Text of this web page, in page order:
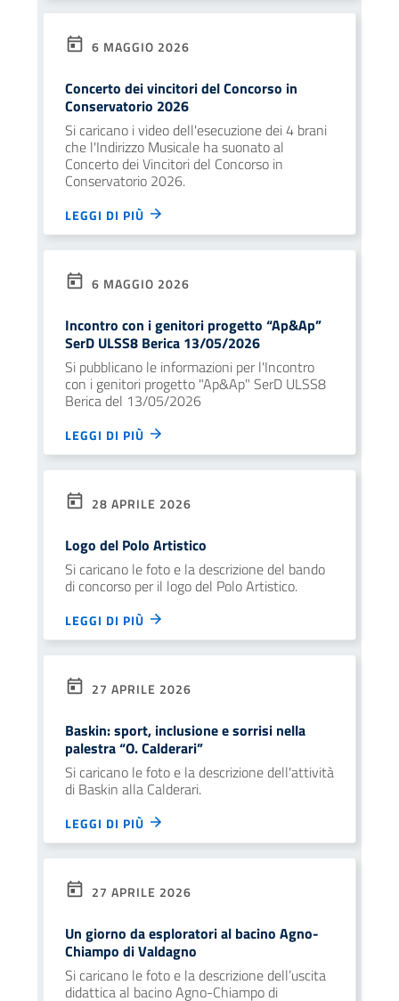
6 MAGGIO 2026
Concerto dei vincitori del Concorso in
Conservatorio 2026
Si caricano i video dell'esecuzione dei 4 brani
che l'Indirizzo Musicale ha suonato al
Concerto dei Vincitori del Concorso in
Conservatorio 2026.
LEGGI DI PIÙ
6 MAGGIO 2026
Incontro con i genitori progetto “Ap&Ap”
SerD ULSS8 Berica 13/05/2026
Si pubblicano le informazioni per l'Incontro
con i genitori progetto "Ap&Ap" SerD ULSS8
Berica del 13/05/2026
LEGGI DI PIÙ
28 APRILE 2026
Logo del Polo Artistico
Si caricano le foto e la descrizione del bando
di concorso per il logo del Polo Artistico.
LEGGI DI PIÙ
27 APRILE 2026
Baskin: sport, inclusione e sorrisi nella
palestra “O. Calderari”
Si caricano le foto e la descrizione dell'attività
di Baskin alla Calderari.
LEGGI DI PIÙ
27 APRILE 2026
Un giorno da esploratori al bacino Agno-
Chiampo di Valdagno
Si caricano le foto e la descrizione dell’uscita
didattica al bacino Agno-Chiampo di